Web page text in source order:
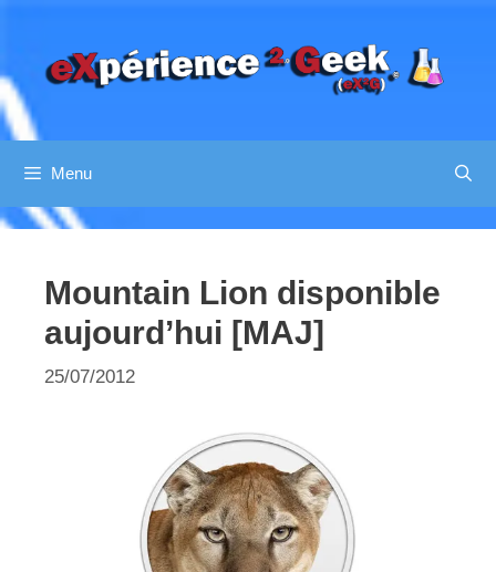
contenu
Menu
Mountain Lion disponible
aujourd’hui [MAJ]
25/07/2012